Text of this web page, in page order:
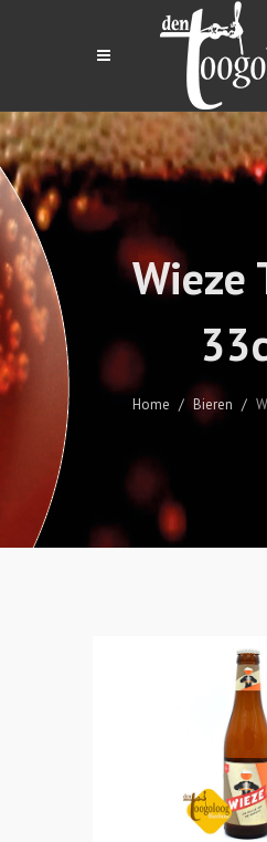
Wieze
Home Bieren